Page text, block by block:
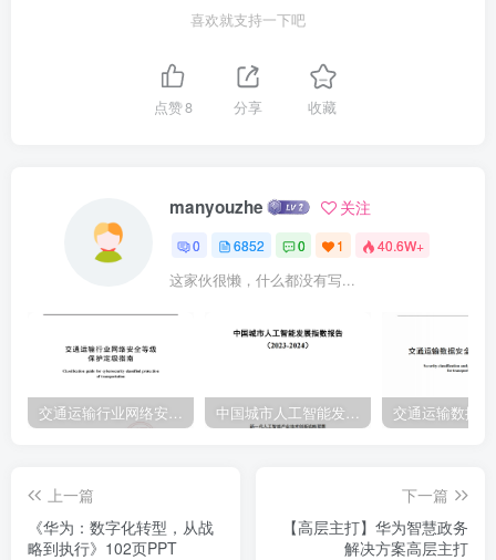
喜欢就支持一下吧
点赞8 分享 收藏
manyouzhe 关注
0 6852 0 1 40.6W+
这家伙很懒，什么都没有写...
上一篇
《华为：数字化转型，从战
略到执行》102页PPT
下一篇
【高层主打】华为智慧政务
解决方案高层主打